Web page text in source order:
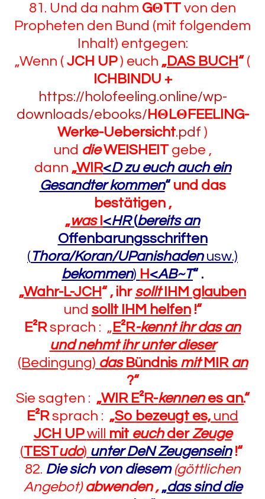
81. Und da nahm GΘTT von den
Propheten den Bund (mit folgendem
Inhalt) entgegen:
„Wenn ( JCH UP) euch „DAS BUCH“ (
ICHBINDU +
https://holofeeling.online/wp-
downloads/ebooks/ HΘLΘFEELING-
Werke-Uebersicht.pdf )
und dieWEISHEITgebe ,
dann „WIR<D zu euch auch ein
Gesandter kommen“ und das
bestätigen ,
„wasI <HR(bereits an
Offenbarungsschriften
(Thora/Koran/UPanishaden usw.)
bekommen) H <AB~T“ .
„Wahr-L-JCH“ , ihr solltIHM glauben
und sollt IHM helfen!“
E²Rsprach : „ E²R-kennt ihr das an
und nehmt ihr unter dieser
(Bedingung) dasBündnis mitMIR an
?“
Sie sagten : „WIR E²R-kennen es an.“
E²Rsprach : „So bezeugt es, und
JCH UPwill mit euch derZeuge
(TESTudo) unterDeN Zeugensein !“
82. Die sich von diesem (göttlichen
Angebot) abwenden , „das sind die